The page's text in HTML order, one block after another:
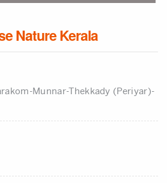
Nature Kerala
Munnar-Thekkady (Periyar)-